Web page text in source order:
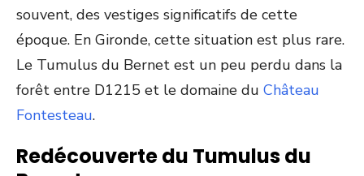
souvent, des vestiges significatifs de cette
époque. En Gironde, cette situation est plus rare.
Le Tumulus du Bernet est un peu perdu dans la
forêt entre D1215 et le domaine du Château
Fontesteau.
Redécouverte du Tumulus du